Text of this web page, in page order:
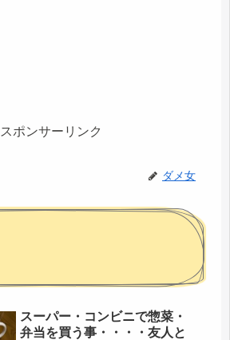
スポンサーリンク
ダメ女
スーパー・コンビニで惣菜・
弁当を買う事・・・・友人と